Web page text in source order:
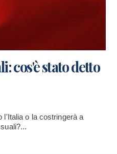
cos'è stato detto
l'Italia o la costringerà a